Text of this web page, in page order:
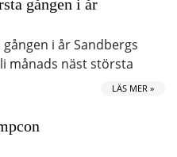
gången i år
i år Sandbergs
månads näst största
LÄS MER »